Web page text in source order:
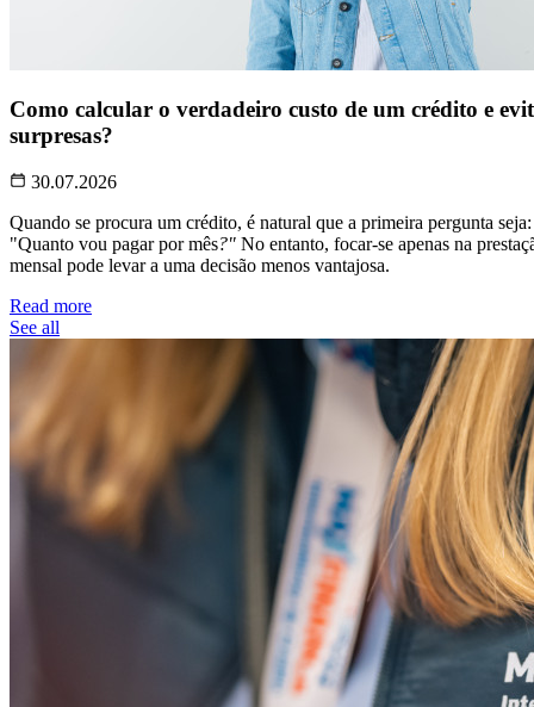
Como calcular o verdadeiro custo de um crédito e
surpresas?
30.07.2026
Quando se procura um crédito, é natural que a primeira pergunta seja:
"Quanto vou pagar por mês?" No entanto, focar-se apenas na
mensal pode levar a uma decisão menos vantajosa.
Read more
See all